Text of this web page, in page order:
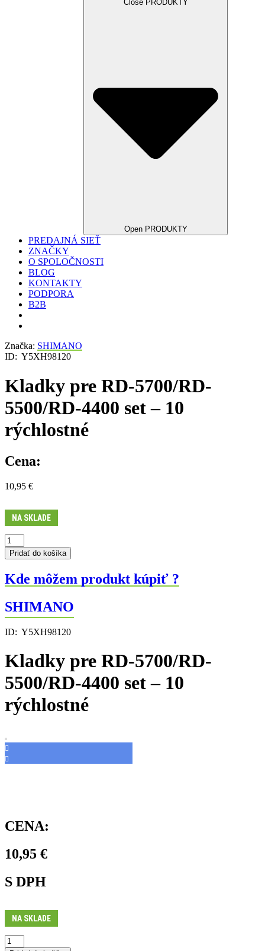
Close PRODUKTY
Open PRODUKTY
PREDAJNÁ SIEŤ
ZNAČKY
O SPOLOČNOSTI
BLOG
KONTAKTY
PODPORA
B2B
Značka: SHIMANO
ID: Y5XH98120
Kladky pre RD-5700/RD-
5500/RD-4400 set – 10
rýchlostné
Cena:
10,95 €
NA SKLADE
množstvo
Kladky
pre
5700/RD-
4400
set
10
Pridať do košíka
Kde môžem produkt kúpiť ?
SHIMANO
ID: Y5XH98120
Kladky pre RD-5700/RD-
5500/RD-4400 set – 10
rýchlostné
CENA:
10,95 €
S DPH
NA SKLADE
množstvo